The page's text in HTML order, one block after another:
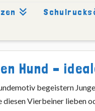
Hund –
begeistern
diesen Vierbeiner lieben